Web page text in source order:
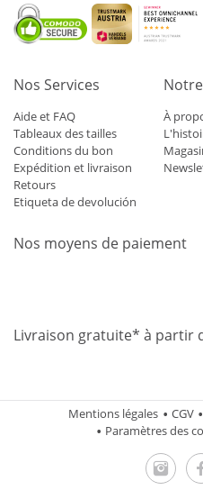
Nos Services
Aide et FAQ
Tableaux des tailles
Conditions du bon
Expédition et livraison
Retours
Etiqueta de devolución
À
Nos moyens de paiement
Livraison gratuite* à partir
Mentions légales CGV
Paramètres des